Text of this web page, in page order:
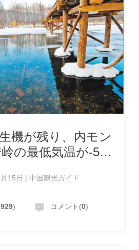
機が残り、内モン
の最低気温が-52.
15日 | 中国観光ガイド
929) コメント(0)